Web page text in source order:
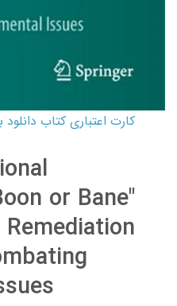
or Bane"